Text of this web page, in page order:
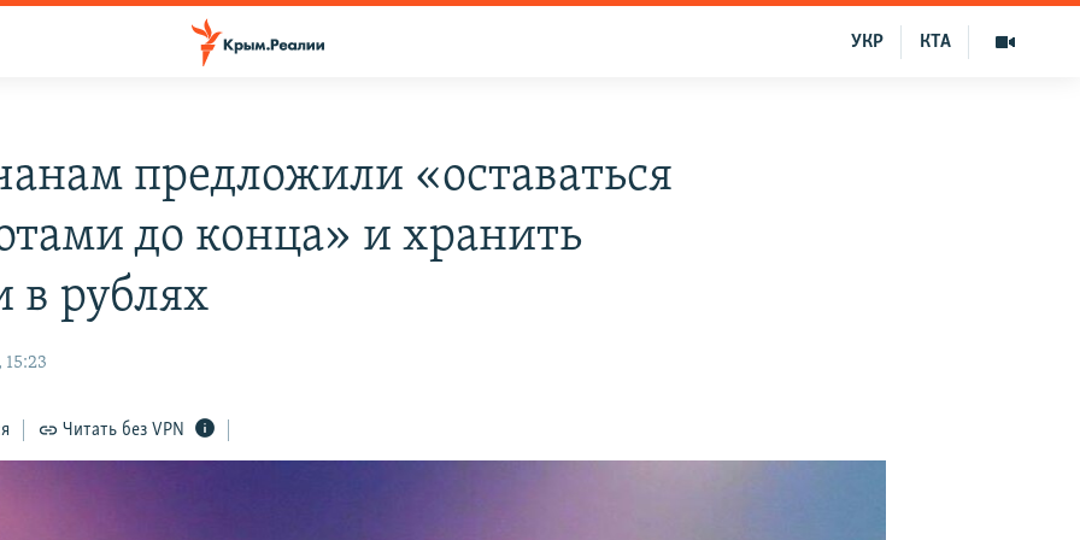
КТА
УКР
предложили «оставаться
до конца» и хранить
в рублях
15:23
Читать без VPN